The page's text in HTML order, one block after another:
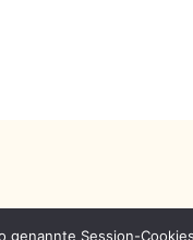
Session-